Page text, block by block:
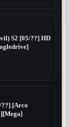
S2 [05/??] HD
??] [Arco